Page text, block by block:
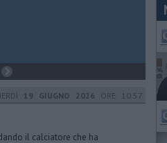
19 GIUGNO 2026 ORE 10:57
il calciatore che ha